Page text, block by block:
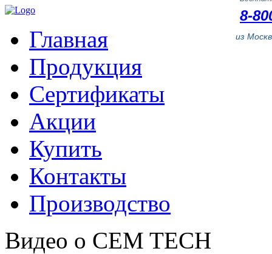
8-
из
Главная
Продукция
Сертификаты
Акции
Купить
Контакты
Производство
Видео о CEM TECH